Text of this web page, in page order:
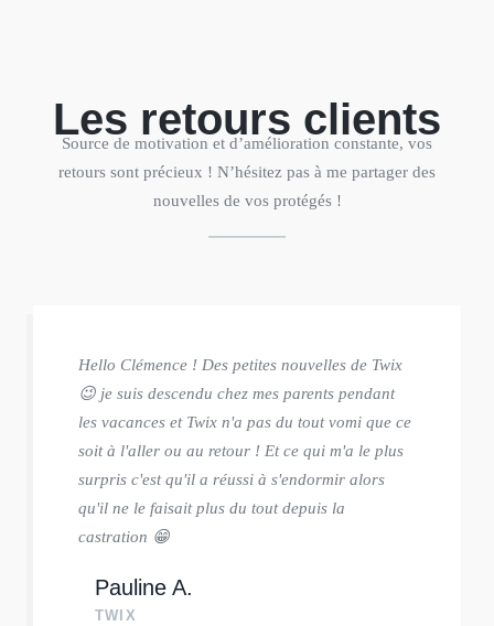
Les retours clients
Source de motivation et d’amélioration constante, vos
retours sont précieux ! N’hésitez pas à me partager des
nouvelles de vos protégés !
Hello Clémence ! Des petites nouvelles de Twix
😉 je suis descendu chez mes parents pendant
les vacances et Twix n'a pas du tout vomi que ce
soit à l'aller ou au retour ! Et ce qui m'a le plus
surpris c'est qu'il a réussi à s'endormir alors
qu'il ne le faisait plus du tout depuis la
castration 😁
Pauline A.
TWIX